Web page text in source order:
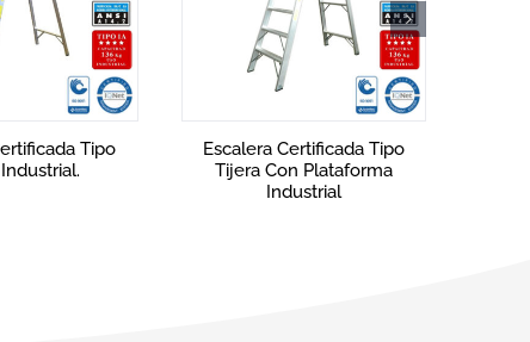
Tipo
Plataforma
Escalera Certificada Tipo
Tijera Comercial